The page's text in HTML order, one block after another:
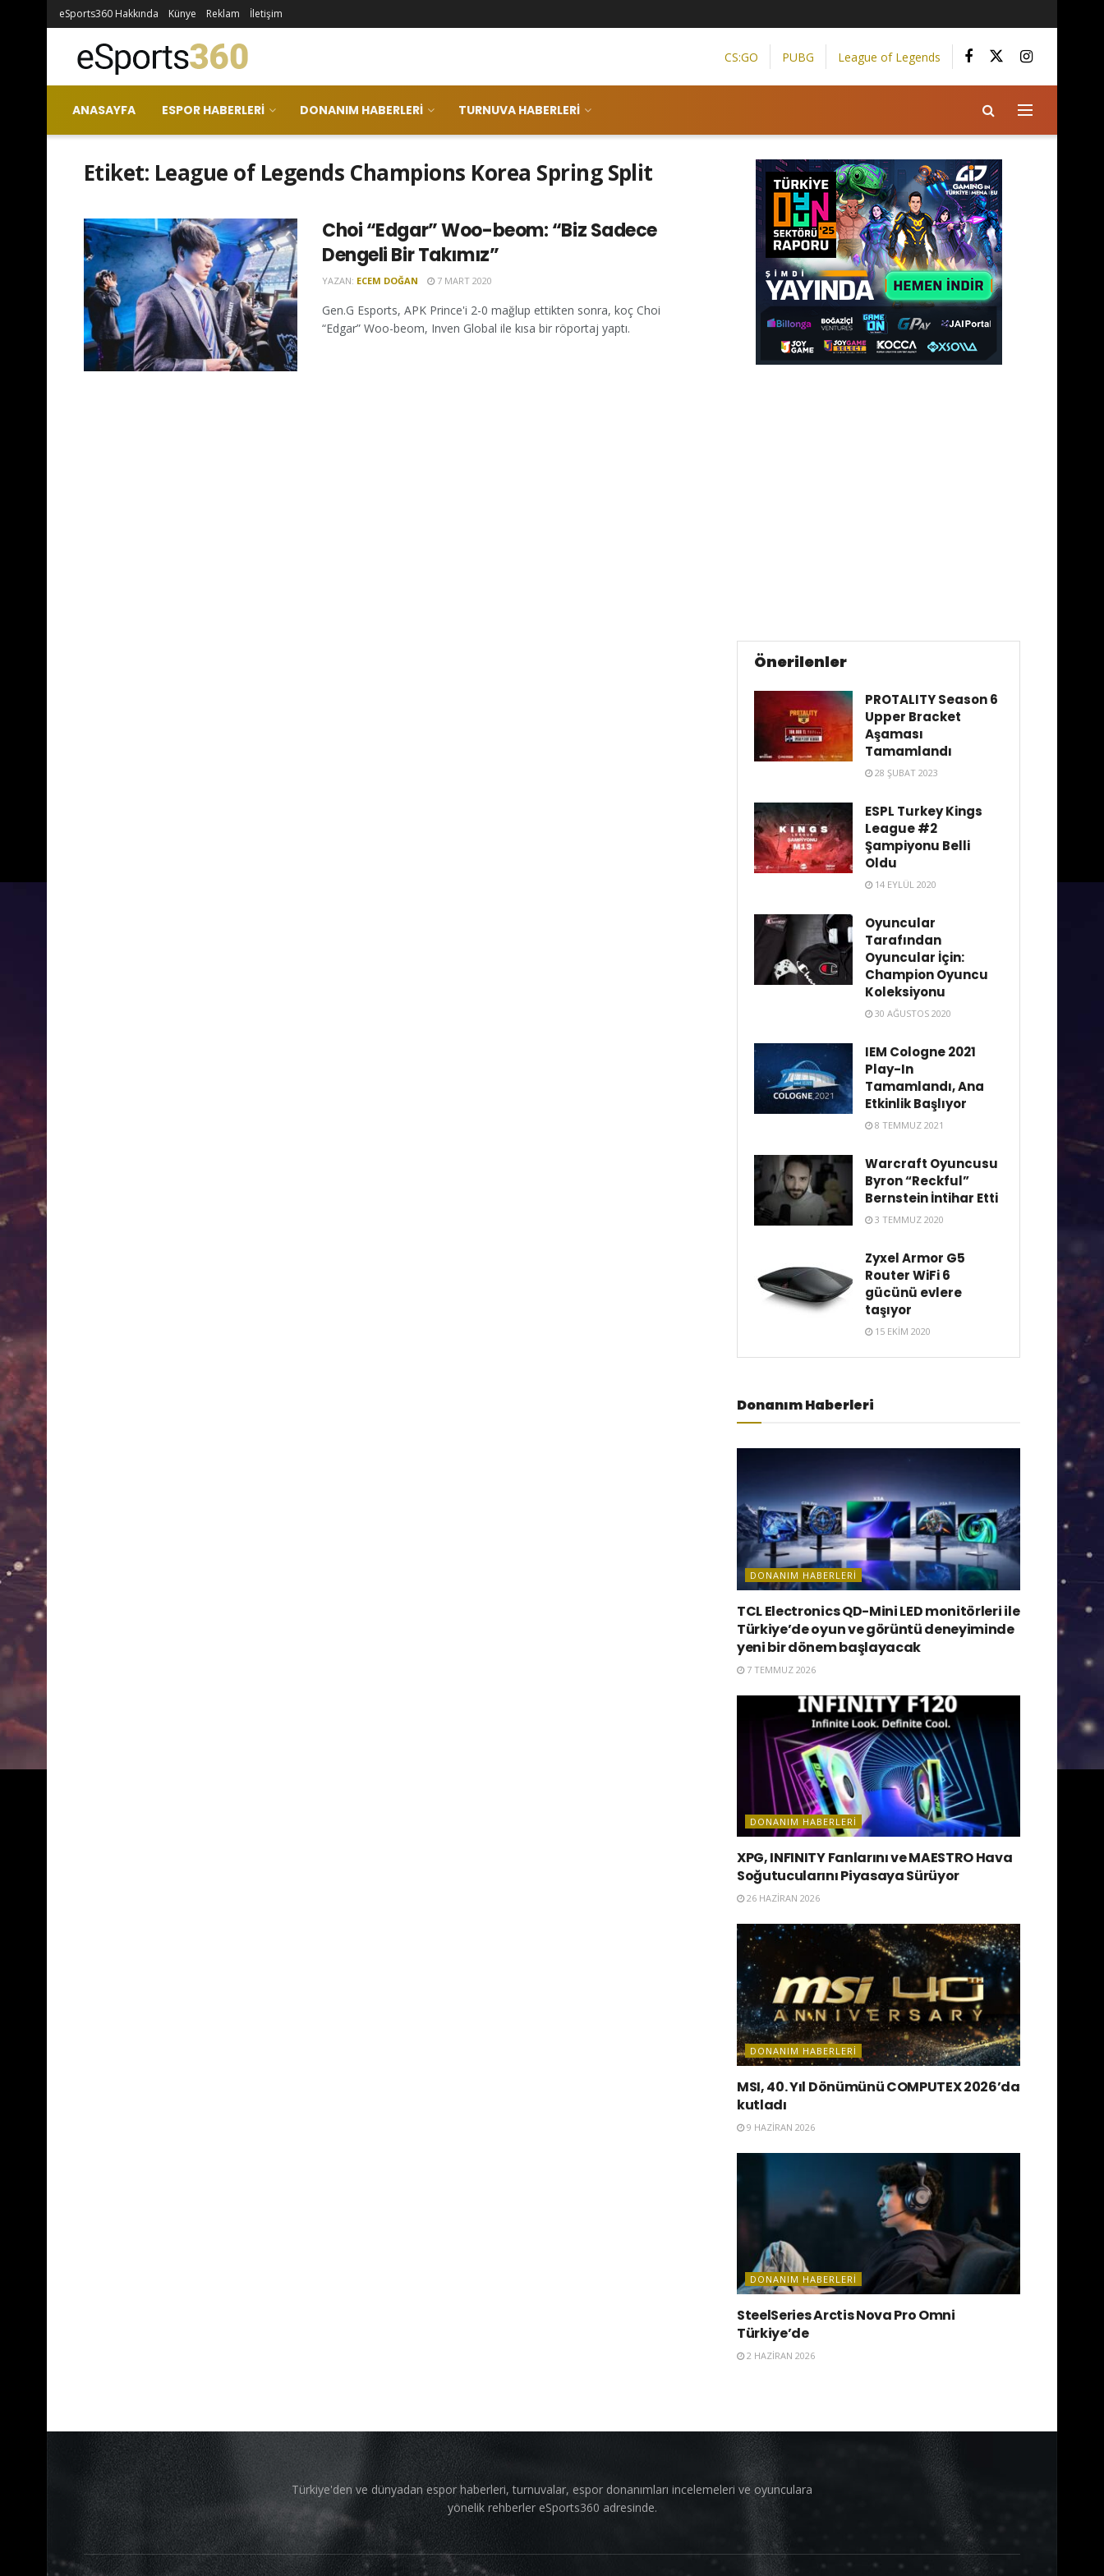
eSports360 Hakkında Künye Reklam İletişim
CS:GO PUBG League of Legends
ANASAYFA ESPOR HABERLERI DONANIM HABERLERI TURNUVA HABERLERI
Etiket: League of Legends Champions Korea Spring Split
Choi “Edgar” Woo-beom: “Biz Sadece
Dengeli Bir Takımız”
YAZAN: ECEM DOĞAN 7 MART 2020
Gen.G Esports, APK Prince'i 2-0 mağlup ettikten sonra, koç Choi
“Edgar” Woo-beom, Inven Global ile kısa bir röportaj yaptı.
Önerilenler
PROTALITY Season 6
Upper Bracket
Aşaması
Tamamlandı
28 ŞUBAT 2023
ESPL Turkey Kings
League #2
Şampiyonu Belli
Oldu
14 EYLÜL 2020
Oyuncular
Tarafından
Oyuncular İçin:
Champion Oyuncu
Koleksiyonu
30 AĞUSTOS 2020
IEM Cologne 2021
Play-In
Tamamlandı, Ana
Etkinlik Başlıyor
8 TEMMUZ 2021
Warcraft Oyuncusu
Byron “Reckful”
Bernstein İntihar Etti
3 TEMMUZ 2020
Zyxel Armor G5
Router WiFi 6
gücünü evlere
taşıyor
15 EKIM 2020
Donanım Haberleri
DONANIM HABERLERI
TCL Electronics QD-Mini LED monitörleri ile
Türkiye’de oyun ve görüntü deneyiminde
yeni bir dönem başlayacak
7 TEMMUZ 2026
DONANIM HABERLERI
XPG, INFINITY Fanlarını ve MAESTRO Hava
Soğutucularını Piyasaya Sürüyor
26 HAZIRAN 2026
DONANIM HABERLERI
MSI, 40. Yıl Dönümünü COMPUTEX 2026’da
kutladı
9 HAZIRAN 2026
DONANIM HABERLERI
SteelSeries Arctis Nova Pro Omni
Türkiye’de
2 HAZIRAN 2026
Türkiye'den ve dünyadan espor haberleri, turnuvalar, espor donanımları incelemeleri ve oyunculara
yönelik rehberler eSports360 adresinde.